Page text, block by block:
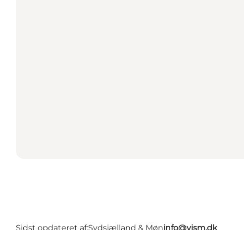
Sidst opdateret af:Sydsjælland & Møninfo@vism.dk